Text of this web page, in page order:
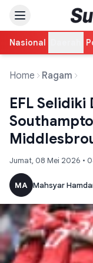
Nasional
Home Ragam
EFL Selidiki
Jumat, 08 Mei 2026 •
MA Mahsyar